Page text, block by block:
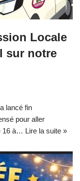
Locale
sur notre
lancé fin
pour aller
16 à… Lire la suite »